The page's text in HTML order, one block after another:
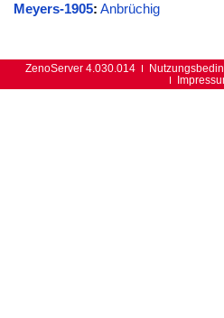
Meyers-1905: Anbrüchig
ZenoServer 4.030.014